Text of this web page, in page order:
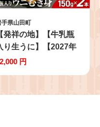
手県山田町
【発祥の地】【牛乳瓶
り生うに】【2027年
以降発送】 ミョウ
手県 山田町 三陸 旬
円